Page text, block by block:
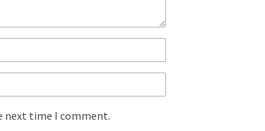
next time I comment.